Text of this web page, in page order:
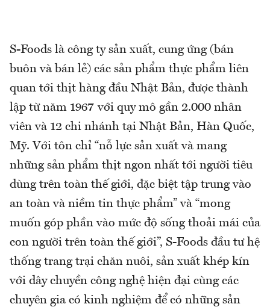
S-Foods là công ty sản xuất, cung ứng (bán
buôn và bán lẻ) các sản phẩm thực phẩm liên
quan tới thịt hàng đầu Nhật Bản, được thành
lập từ năm 1967 với quy mô gần 2.000 nhân
viên và 12 chi nhánh tại Nhật Bản, Hàn Quốc,
Mỹ. Với tôn chỉ “nỗ lực sản xuất và mang
những sản phẩm thịt ngon nhất tới người tiêu
dùng trên toàn thế giới, đặc biệt tập trung vào
an toàn và niềm tin thực phẩm” và “mong
muốn góp phần vào mức độ sống thoải mái của
con người trên toàn thế giới”, S-Foods đầu tư hệ
thống trang trại chăn nuôi, sản xuất khép kín
với dây chuyền công nghệ hiện đại cùng các
chuyên gia có kinh nghiệm để có những sản